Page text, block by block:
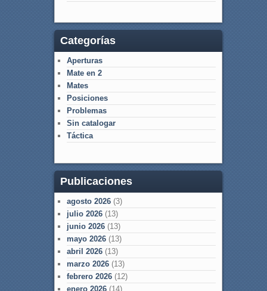
Categorías
Aperturas
Mate en 2
Mates
Posiciones
Problemas
Sin catalogar
Táctica
Publicaciones
agosto 2026(3)
julio 2026(13)
junio 2026(13)
mayo 2026(13)
abril 2026(13)
marzo 2026(13)
febrero 2026(12)
enero 2026(14)